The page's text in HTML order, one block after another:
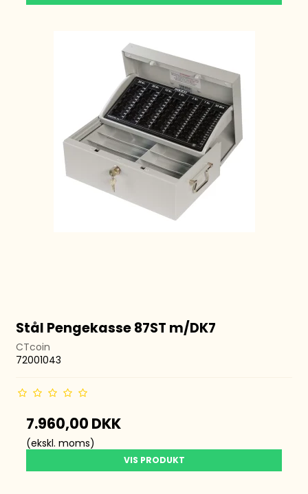
Stål Pengekasse 87ST m/DK7
CTcoin
72001043
7.960,00 DKK
(ekskl. moms)
VIS PRODUKT